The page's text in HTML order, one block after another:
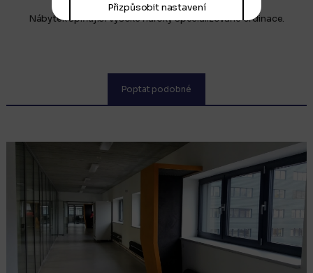
Nábytek splňující vysoké nároky specializované ordinace.
Poptat podobné
Přizpůsobit nastavení